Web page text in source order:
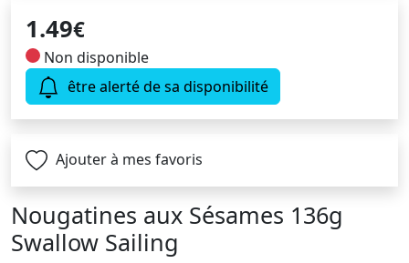
1.49€
Non disponible
être alerté de sa disponibilité
Ajouter à mes favoris
Nougatines aux Sésames 136g
Swallow Sailing